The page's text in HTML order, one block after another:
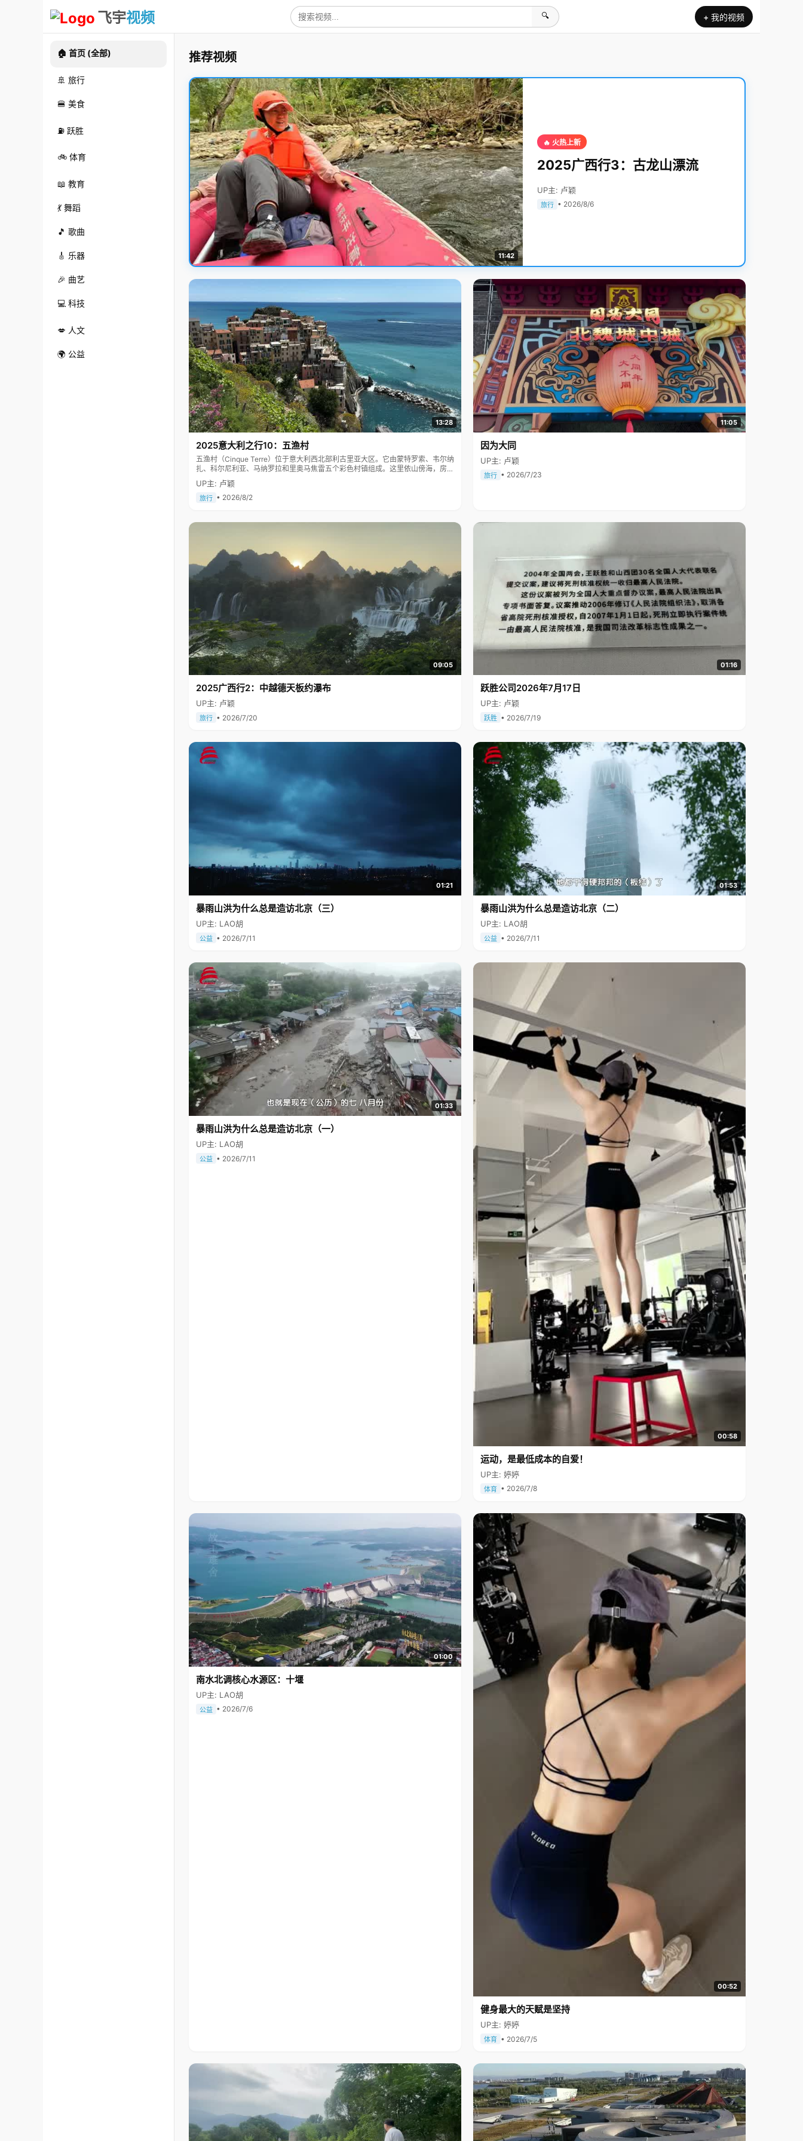
飞宇视频 🔍 + 我的视频
🏠 首页 (全部)
🚢 旅行
🍔 美食
⛽ 跃胜
🚲 体育
📖 教育
💃 舞蹈
🎵 歌曲
🎸 乐器
🎉 曲艺
💻 科技
💋 人文
🌍 公益
推荐视频
11:42
🔥 火热上新
2025广西行3：古龙山漂流
UP主: 卢颖
旅行 • 2026/8/6
13:28
2025意大利之行10：五渔村
五渔村（Cinque Terre）位于意大利西北部利古里亚大区。它由蒙特罗索、韦尔纳
扎、科尔尼利亚、马纳罗拉和里奥马焦雷五个彩色村镇组成。这里依山傍海，房屋
色彩斑斓，1997年被列为世界文化遗产。
UP主: 卢颖
旅行 • 2026/8/2
11:05
因为大同
UP主: 卢颖
旅行 • 2026/7/23
09:05
2025广西行2：中越德天板约瀑布
UP主: 卢颖
旅行 • 2026/7/20
01:16
跃胜公司2026年7月17日
UP主: 卢颖
跃胜 • 2026/7/19
01:21
暴雨山洪为什么总是造访北京（三）
UP主: LAO胡
公益 • 2026/7/11
01:53
暴雨山洪为什么总是造访北京（二）
UP主: LAO胡
公益 • 2026/7/11
01:33
暴雨山洪为什么总是造访北京（一）
UP主: LAO胡
公益 • 2026/7/11
00:58
运动，是最低成本的自爱！
UP主: 婷婷
体育 • 2026/7/8
01:00
南水北调核心水源区：十堰
UP主: LAO胡
公益 • 2026/7/6
00:52
健身最大的天赋是坚持
UP主: 婷婷
体育 • 2026/7/5